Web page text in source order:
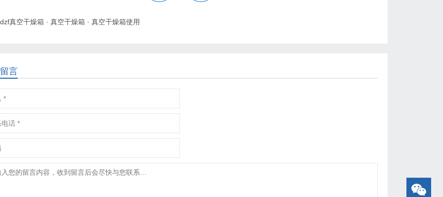
dzf真空干燥箱 · 真空干燥箱 · 真空干燥箱使用
言